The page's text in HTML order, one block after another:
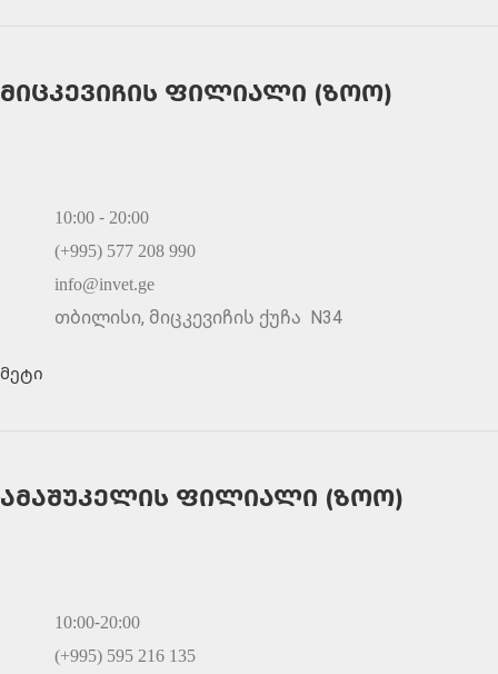
მიცკევიჩის ფილიალი (ზოო)
10:00 - 20:00
(+995) 577 208 990
info@invet.ge
თბილისი, მიცკევიჩის ქუჩა N34
მეტი
ამაშუკელის ფილიალი (ზოო)
10:00-20:00
(+995) 595 216 135